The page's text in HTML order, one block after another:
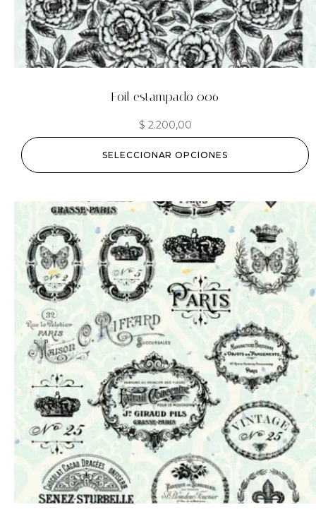
Foil estampado 006
$ 2.200,00
SELECCIONAR OPCIONES